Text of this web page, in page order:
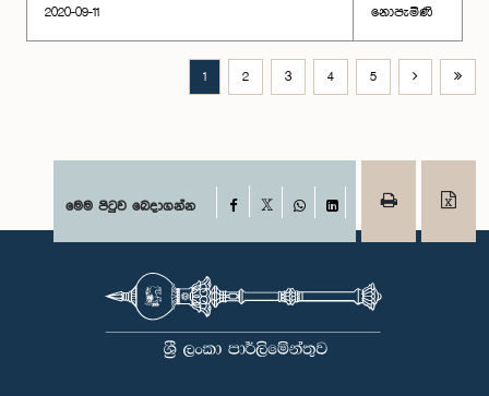
2020-09-11 නොපැමිණි
1 2 3 4 5
මෙම පිටුව බෙදාගන්න Facebook
WhatsAppLinkedIn